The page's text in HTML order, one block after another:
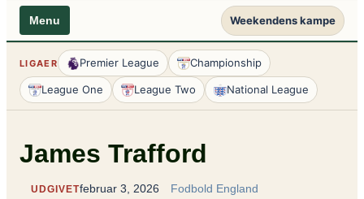
Menu Weekendens kampe
LIGAER Premier League Championship
League One League Two National League
James Trafford
UDGIVETfebruar 3, 2026 Fodbold England